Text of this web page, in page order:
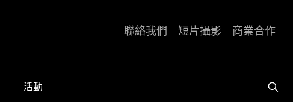
活動
聯絡我們 短片攝影 商業合作